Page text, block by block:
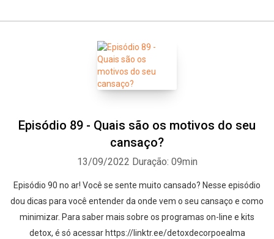
Episódio 89 - Quais são os motivos do seu
cansaço?
13/09/2022 Duração: 09min
Episódio 90 no ar! Você se sente muito cansado? Nesse episódio
dou dicas para você entender da onde vem o seu cansaço e como
minimizar. Para saber mais sobre os programas on-line e kits
detox, é só acessar https://linktr.ee/detoxdecorpoealma